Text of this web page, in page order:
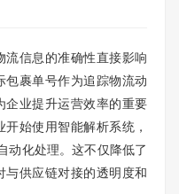
信息的准确性直接影响
包裹单号作为追踪物流动
企业提升运营效率的重要
始使用智能解析系统，
动化处理。这不仅降低了
与供应链对接的透明度和